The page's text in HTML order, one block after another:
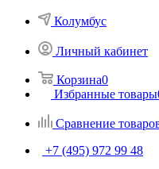
Колумбус
Личный кабинет
Корзина0
Избранные товары
Сравнение
+7 (495) 972 99 48